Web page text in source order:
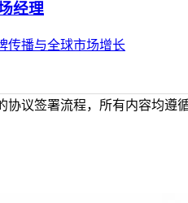
经理
传播与全球市场增长
协议签署流程，所有内容均遵